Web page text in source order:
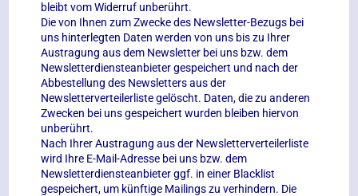
bleibt vom Widerruf unberührt.
Die von Ihnen zum Zwecke des Newsletter-Bezugs bei
uns hinterlegten Daten werden von uns bis zu Ihrer
Austragung aus dem Newsletter bei uns bzw. dem
Newsletterdiensteanbieter gespeichert und nach der
Abbestellung des Newsletters aus der
Newsletterverteilerliste gelöscht. Daten, die zu anderen
Zwecken bei uns gespeichert wurden bleiben hiervon
unberührt.
Nach Ihrer Austragung aus der Newsletterverteilerliste
wird Ihre E-Mail-Adresse bei uns bzw. dem
Newsletterdiensteanbieter ggf. in einer Blacklist
gespeichert, um künftige Mailings zu verhindern. Die